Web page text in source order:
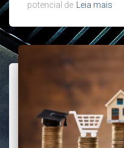
potencial de
Leia mais